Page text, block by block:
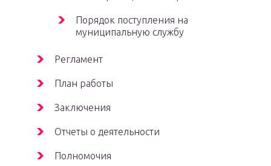
Порядок поступления на
муниципальную службу
Регламент
План работы
Заключения
Отчеты о деятельности
Полномочия